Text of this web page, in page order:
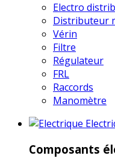
Electro
Distributeur
Vérin
Filtre
Régulateur
FRL
Raccords
Manomètre
Composants